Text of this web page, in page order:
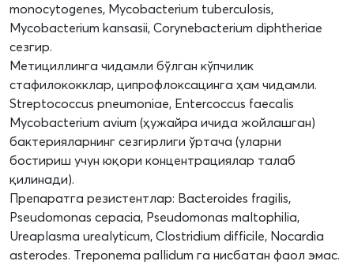
monocytogenes, Mycobacterium tuberculosis,
Mycobacterium kansasii, Corynebacterium diphtheriae
сезгир.
Метициллинга чидамли бўлган кўпчилик
стафилококклар, ципрофлоксацинга ҳам чидамли.
Streptococcus pneumoniae, Entercoccus faecalis
Mycobacterium avium (ҳужайра ичида жойлашган)
бактерияларнинг сезгирлиги ўртача (уларни
бостириш учун юқори концентрациялар талаб
қилинади).
Препаратга резистентлар: Bacteroides fragilis,
Pseudomonas cepacia, Pseudomonas maltophilia,
Ureaplasma urealyticum, Clostridium difficile, Nocardia
asterodes. Treponema pallidum га нисбатан фаол эмас.